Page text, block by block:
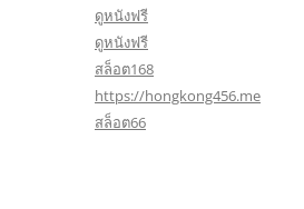
ดูหนังฟรี
ดูหนังฟรี
สล็อต168
https://hongkong456.me
สล็อต66